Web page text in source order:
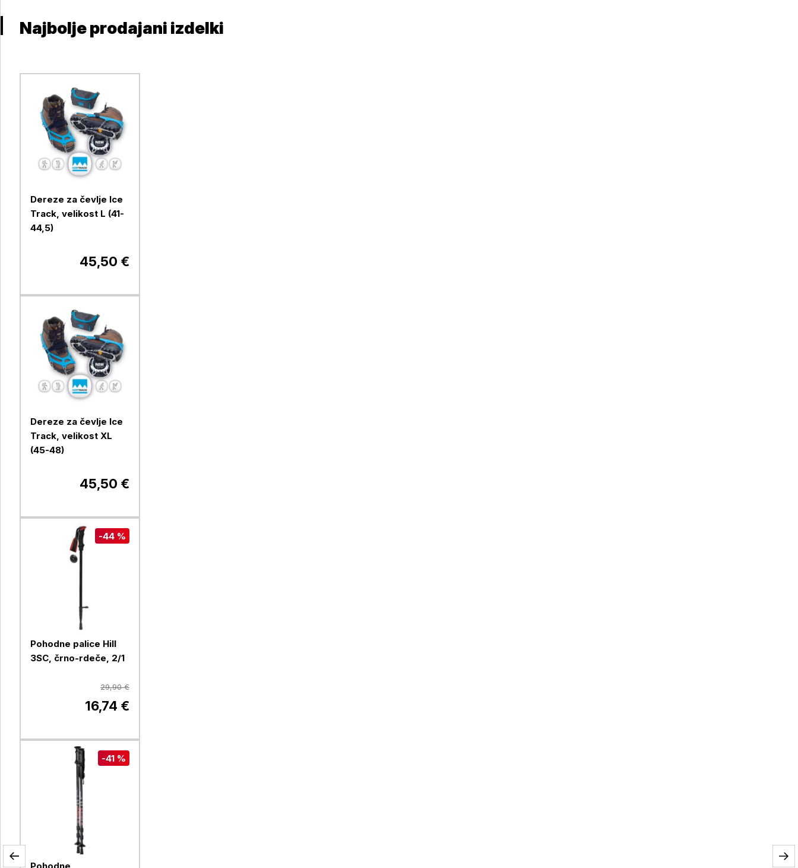
Najbolje prodajani izdelki
Dereze za čevlje Ice
Track, velikost L (41-
44,5)
45,50 €
Dereze za čevlje Ice
Track, velikost XL
(45-48)
45,50 €
-44 %
Pohodne palice Hill
3SC, črno-rdeče, 2/1
29,90 €
16,74 €
-41 %